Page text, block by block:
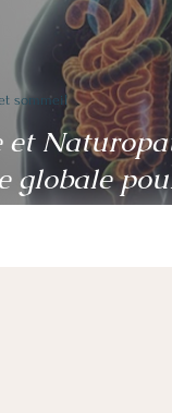
et
globale
sommeil